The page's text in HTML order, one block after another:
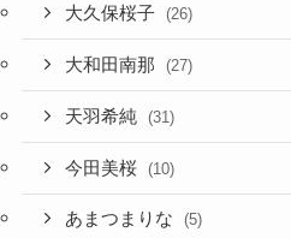
大久保桜子 (26)
大和田南那 (27)
天羽希純 (31)
今田美桜 (10)
あまつまりな (5)